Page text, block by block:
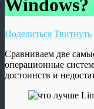
Windows?
Поделиться Твитнуть
Сравниваем две
операционные
достоинств и